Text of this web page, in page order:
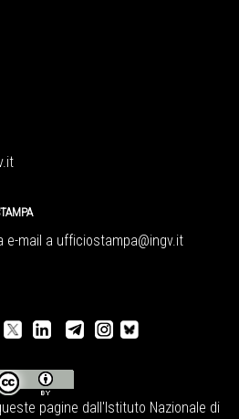
it
mail a ufficiostampa@ingv.it
pagine dall'Istituto Nazionale di